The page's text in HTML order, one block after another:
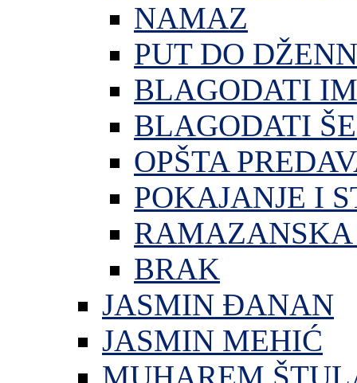
NAMAZ
PUT DO
BLAGODATI
BLAGODATI
OPŠTA
POKAJANJE I
RAMAZANSKA
BRAK
JASMIN ĐANAN
JASMIN MEHIĆ